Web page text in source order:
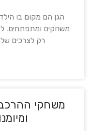
הגן הם מקום בו
משחקים ומתפתחים.
רק לצרכים
משחקי